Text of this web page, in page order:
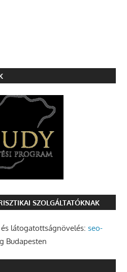
SZOLGÁLTATÓKNAK
látogatottságnövelés: seo-
Budapesten